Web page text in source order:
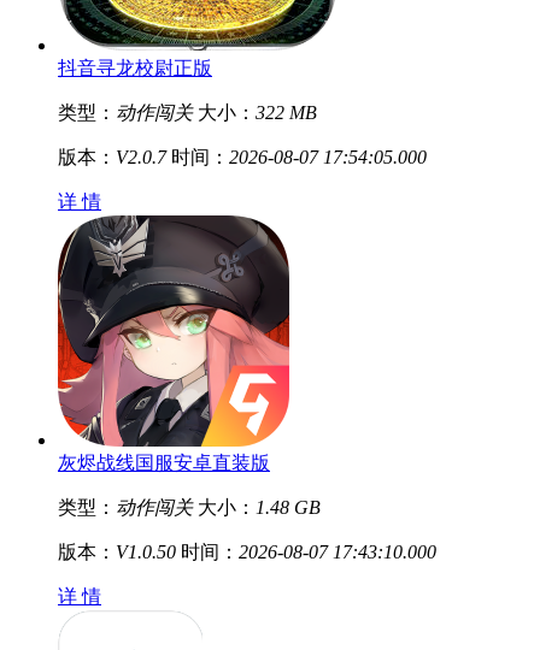
抖音寻龙校尉正版
类型： 动作闯关 大小： 322 MB
版本： V2.0.7 时间： 2026-08-07 17:54:05.000
详 情
灰烬战线国服安卓直装版
类型： 动作闯关 大小： 1.48 GB
版本： V1.0.50 时间： 2026-08-07 17:43:10.000
详 情